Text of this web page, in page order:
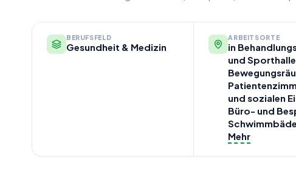
BERUFSFELD
Gesundheit & Medizin
ARBEITSORTE
in
und
und sozialen
Büro- und
Mehr